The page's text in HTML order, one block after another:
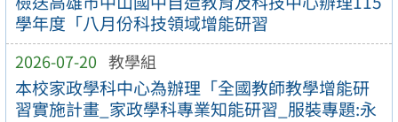
學年度「八月份科技領域增能研習
2026-07-20 教學組
本校家政學科中心為辦理「全國教師教學增能研
習實施計畫_家政學科專業知能研習_服裝專題:永